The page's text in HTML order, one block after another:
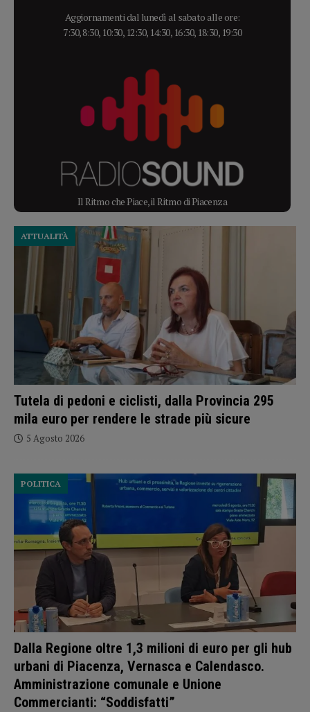
Aggiornamenti dal lunedì al sabato alle ore:
7:30, 8:30, 10:30, 12:30, 14:30, 16:30, 18:30, 19:30
Il Ritmo che Piace, il Ritmo di Piacenza
Tutela di pedoni e ciclisti, dalla Provincia 295
mila euro per rendere le strade più sicure
ATTUALITÀ
5 Agosto 2026
Dalla Regione oltre 1,3 milioni di euro per gli hub
urbani di Piacenza, Vernasca e Calendasco.
Amministrazione comunale e Unione
Commercianti: “Soddisfatti”
POLITICA